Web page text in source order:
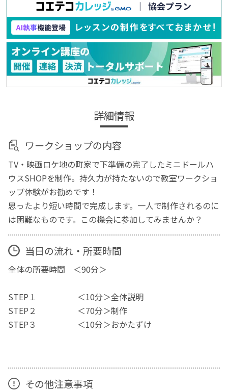
詳細情報
ワークショップの内容
TV・映画ロケ地の町家で下準備の完了したミニドールハ
ウスSHOPを制作。持久力が持たないので教室ワークショ
ップ体験がお勧めです！
思ったより短い時間で完成します。一人で制作されるのに
は困難なものです。この機会に参加してみませんか？
当日の流れ・所要時間
全体の所要時間 ＜90分＞
STEP１ ＜10分＞全体説明
STEP２ ＜70分＞制作
STEP３ ＜10分＞おかたずけ
その他注意事項